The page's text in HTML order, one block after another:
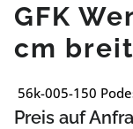
GFK
cm breit
56k-005-150
Preis auf